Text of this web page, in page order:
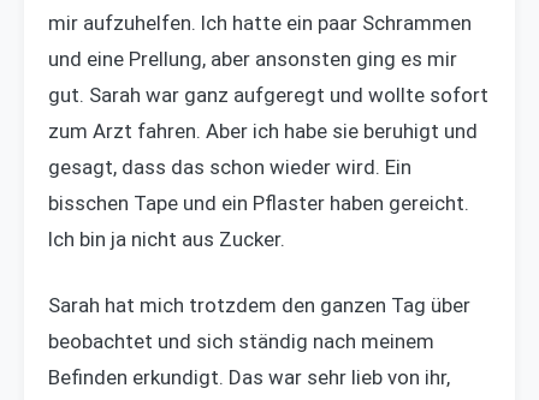
mir aufzuhelfen. Ich hatte ein paar Schrammen
und eine Prellung, aber ansonsten ging es mir
gut. Sarah war ganz aufgeregt und wollte sofort
zum Arzt fahren. Aber ich habe sie beruhigt und
gesagt, dass das schon wieder wird. Ein
bisschen Tape und ein Pflaster haben gereicht.
Ich bin ja nicht aus Zucker.
Sarah hat mich trotzdem den ganzen Tag über
beobachtet und sich ständig nach meinem
Befinden erkundigt. Das war sehr lieb von ihr,